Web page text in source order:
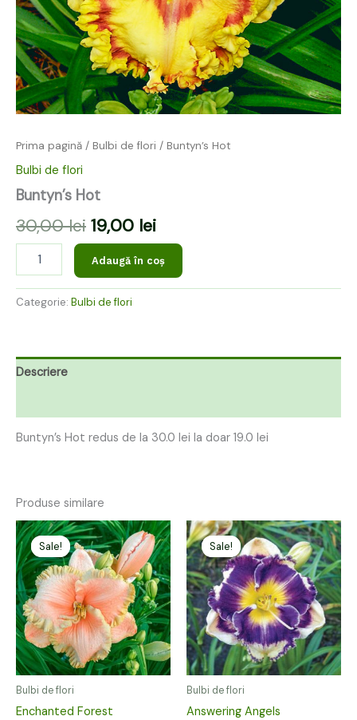
Prima pagină / Bulbi de flori / Buntyn’s Hot
Bulbi de flori
Buntyn’s Hot
30,00lei 19,00 lei
Adaugă în coș
Categorie: Bulbi de flori
Descriere
Buntyn’s Hot redus de la 30.0 lei la doar 19.0 lei
Produse similare
Sale!
Sale!
Bulbi de flori
Enchanted Forest
Prețul
inițial
a
fost:
49,00 lei.
Prețul
curent
este:
25,00 lei.
Sale!
Sale!
Bulbi de flori
Answering Angels
Prețul
inițial
a
fost:
49,00 lei.
Prețul
curent
este:
25,00 lei.